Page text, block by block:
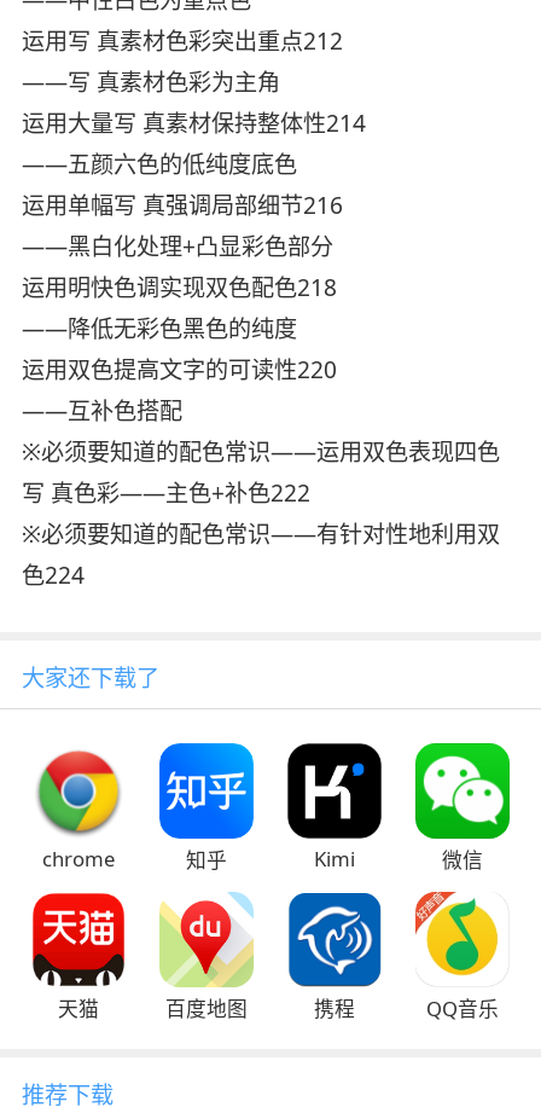
运用写 真素材色彩突出重点212
——写 真素材色彩为主角
运用大量写 真素材保持整体性214
——五颜六色的低纯度底色
运用单幅写 真强调局部细节216
——黑白化处理+凸显彩色部分
运用明快色调实现双色配色218
——降低无彩色黑色的纯度
运用双色提高文字的可读性220
——互补色搭配
※必须要知道的配色常识——运用双色表现四色
写 真色彩——主色+补色222
※必须要知道的配色常识——有针对性地利用双
色224
大家还下载了
chrome 知乎 Kimi 微信
天猫 百度地图 携程 QQ音乐
推荐下载